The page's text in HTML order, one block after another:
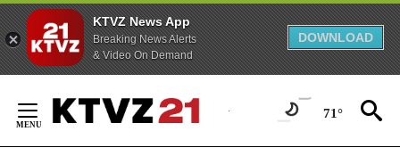
KTVZ News App
Breaking News Alerts
& Video On Demand
DOWNLOAD
Content
71°